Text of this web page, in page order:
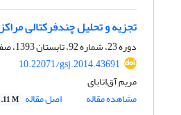
تجزیه و تحلیل چندفرکتالی
دوره 23، شماره 92، تابستان 1393، صفحه
10.22071/gsj.2014.43691
مریم آق‌اتابای
مشاهده مقاله
اصل مقاله M